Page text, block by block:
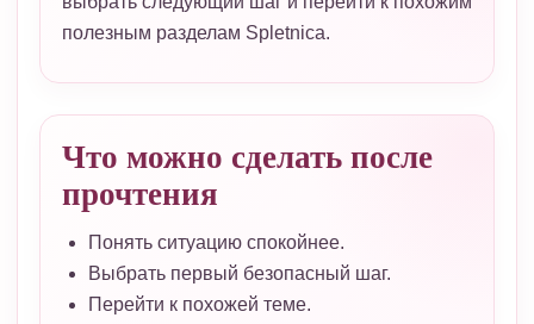
полезным разделам Spletnica.
Что можно сделать после
прочтения
Понять ситуацию спокойнее.
Выбрать первый безопасный шаг.
Перейти к похожей теме.